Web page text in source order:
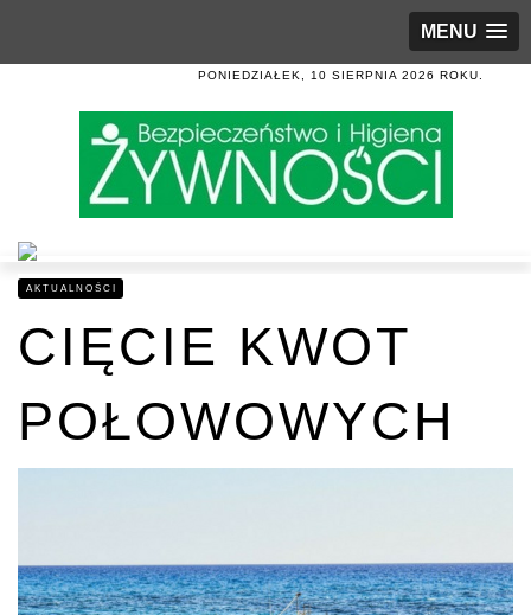
MENU
PONIEDZIAŁEK, 10 SIERPNIA 2026 ROKU.
AKTUALNOŚCI
CIĘCIE KWOT
POŁOWOWYCH